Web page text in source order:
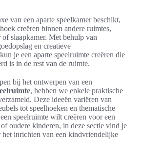
van een aparte speelkamer beschikt,
creëren binnen andere ruimtes,
slaapkamer. Met behulp van
en creatieve
je een aparte speelruimte creëren die
is in de rest van de ruimte.
bij het ontwerpen van een
, hebben we enkele praktische
Deze ideeën variëren van
tot speelhoeken en thematische
speelruimte wilt creëren voor een
oudere kinderen, in deze sectie vind je
inrichten van een kindvriendelijke